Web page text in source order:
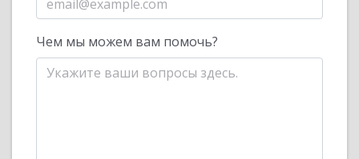
Чем мы можем вам помочь?